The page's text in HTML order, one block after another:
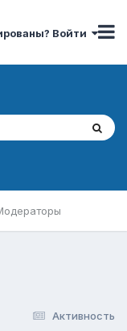
Войти
Активность